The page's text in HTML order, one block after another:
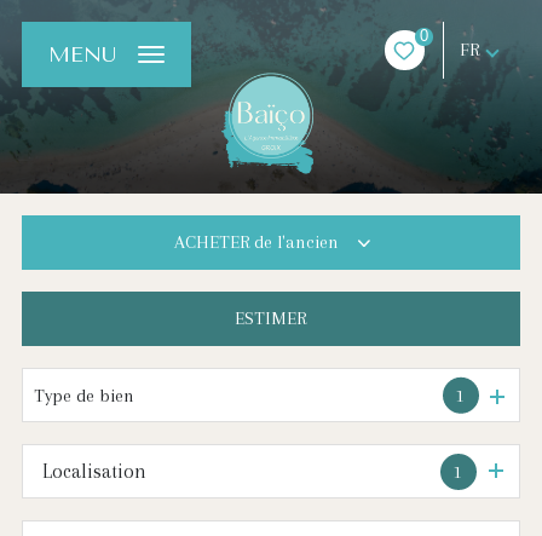
0
FR
MENU
ACHETERde l'ancien
De l'immo pro
ESTIMER
Type de bien 1
1
Localisation